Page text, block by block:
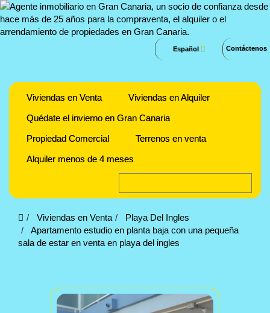
Contáctenos
Español
Viviendas en Venta
Viviendas en Alquiler
Quédate el invierno en Gran Canaria
Propiedad Comercial
Terrenos en venta
Alquiler menos de 4 meses
Viviendas en Venta
Playa Del Ingles
Apartamento estudio en planta baja con una pequeña
sala de estar en venta en playa del ingles